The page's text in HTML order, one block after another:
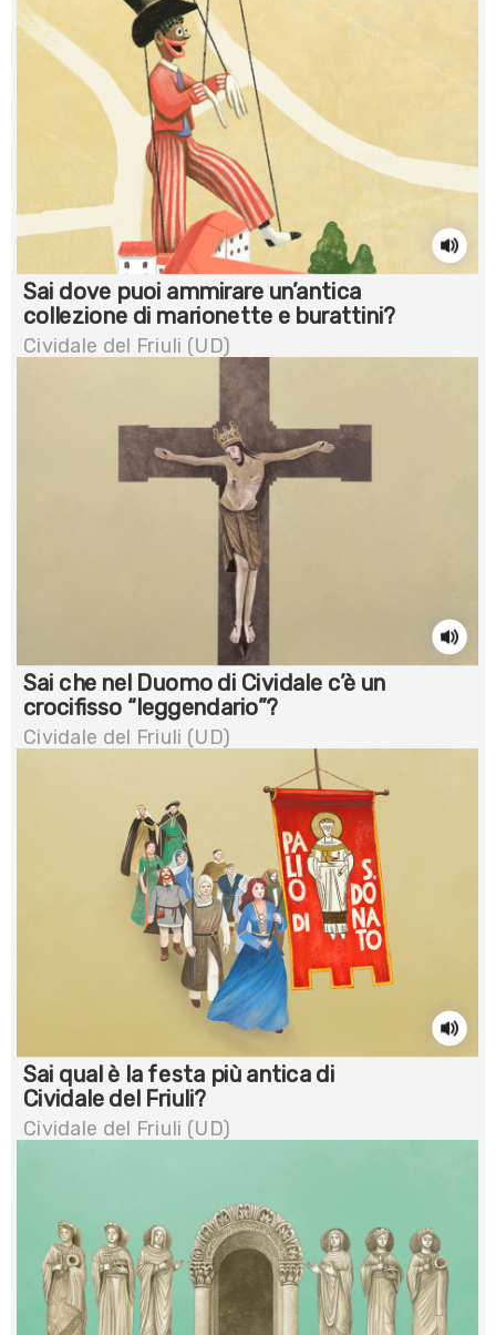
Sai dove puoi ammirare un’antica
collezione di marionette e burattini?
Cividale del Friuli (UD)
Sai che nel Duomo di Cividale c’è un
crocifisso “leggendario”?
Cividale del Friuli (UD)
Sai qual è la festa più antica di
Cividale del Friuli?
Cividale del Friuli (UD)